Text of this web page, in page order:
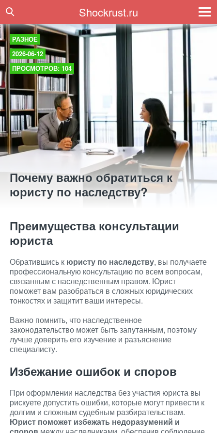
Shockrust.ru
РАЗНОЕ
2026-06-12
ПРОСМОТРОВ: 104
Почему важно обратиться к
юристу по наследству?
Преимущества консультации
юриста
Обратившись к юристу по наследству, вы получаете
профессиональную консультацию по всем вопросам,
связанным с наследственным правом. Юрист
поможет вам разобраться в сложных юридических
тонкостях и защитит ваши интересы.
Важно помнить, что наследственное
законодательство может быть запутанным, поэтому
лучше доверить его изучение и разъяснение
специалисту.
Избежание ошибок и споров
При оформлении наследства без участия юриста вы
рискуете допустить ошибки, которые могут привести к
долгим и сложным судебным разбирательствам.
Юрист поможет избежать недоразумений и